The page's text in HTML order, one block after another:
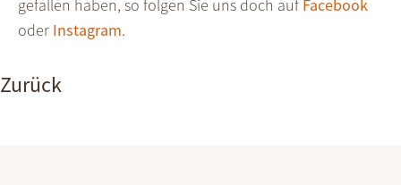
gefallen haben, so folgen Sie uns doch auf Facebook
oder Instagram.
Zurück